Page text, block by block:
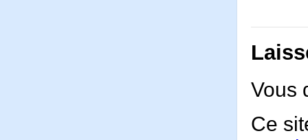
Vous
Ce